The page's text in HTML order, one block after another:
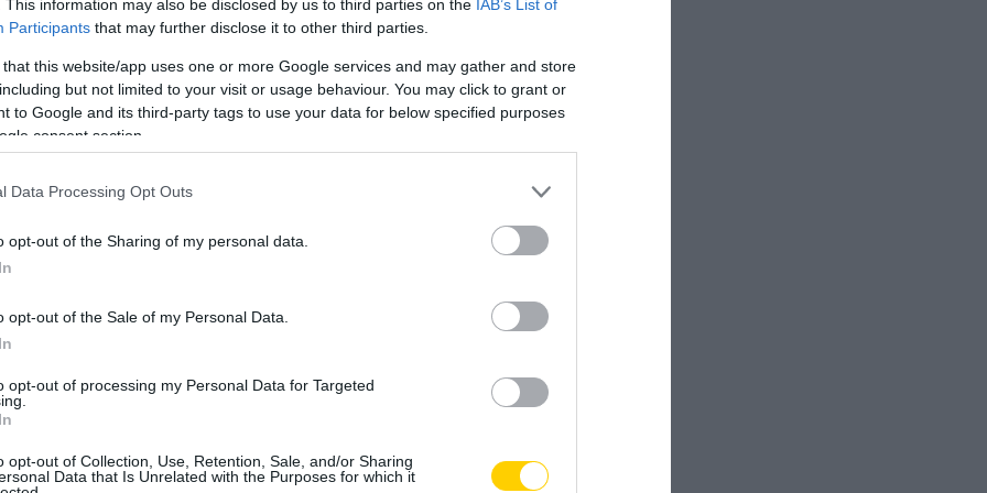
This information may also be disclosed by us to third parties on the IAB’s List of
Participants that may further disclose it to other third parties.
that this website/app uses one or more Google services and may gather and store
but not limited to your visit or usage behaviour. You may click to grant or
to Google and its third-party tags to use your data for below specified purposes
consent section.
Data Processing Opt Outs
opt-out of the Sharing of my personal data.
opt-out of the Sale of my Personal Data.
opt-out of processing my Personal Data for Targeted
opt-out of Collection, Use, Retention, Sale, and/or Sharing
Data that Is Unrelated with the Purposes for which it
ruhát veszünk fel,
az emberek szemében, akik
vizslatni, hanem azt veszik
vagyunk, milyen szép
jól áll nekünk egy frizura.